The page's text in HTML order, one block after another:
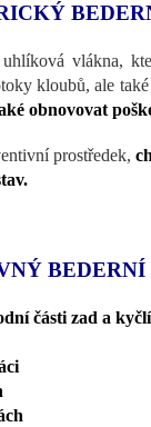
vlákna,
kloubů, ale
obnovovat
prostředek,
BEDERNÍ
části zad a kyčlí